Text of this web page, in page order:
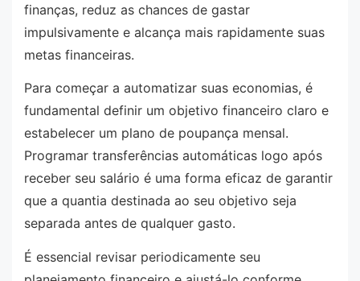
finanças, reduz as chances de gastar
impulsivamente e alcança mais rapidamente suas
metas financeiras.
Para começar a automatizar suas economias, é
fundamental definir um objetivo financeiro claro e
estabelecer um plano de poupança mensal.
Programar transferências automáticas logo após
receber seu salário é uma forma eficaz de garantir
que a quantia destinada ao seu objetivo seja
separada antes de qualquer gasto.
É essencial revisar periodicamente seu